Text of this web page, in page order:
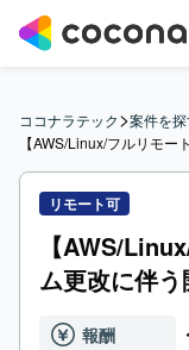
ココナラテック>案件を
【AWS/Linux/フルリモ
リモート可
【AWS/
ム更改に伴
報酬